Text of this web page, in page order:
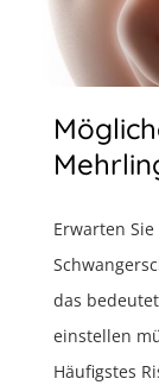
Erwarten
das
einstellen
Häufigstes